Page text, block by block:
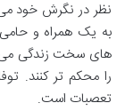
نظر در نگرش خود
به یک همراه و
های سخت زندگی می
را محکم تر کنند.
تعصبات است.